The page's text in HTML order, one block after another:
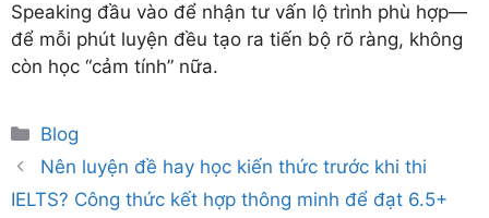
Speaking đầu vào để nhận tư vấn lộ trình phù hợp—
để mỗi phút luyện đều tạo ra tiến bộ rõ ràng, không
còn học “cảm tính” nữa.
Categories
Blog
Nên luyện đề hay học kiến thức trước khi thi
IELTS? Công thức kết hợp thông minh để đạt 6.5+